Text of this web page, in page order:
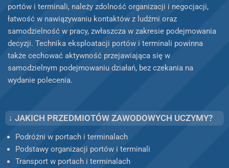
portów i terminali, należy zdolność organizacji i negocjacji,
łatwość w nawiązywaniu kontaktów z ludźmi oraz
samodzielność w pracy, zwłaszcza w zakresie podejmowania
decyzji. Technika eksploatacji portów i terminali powinna
także cechować aktywność przejawiająca się w
samodzielnym podejmowaniu działań, bez czekania na
wydanie polecenia.
↓ JAKICH PRZEDMIOTÓW ZAWODOWYCH UCZYMY?
Podróżni w portach i terminalach
Podstawy organizacji portów i terminali
Transport w portach i terminalach